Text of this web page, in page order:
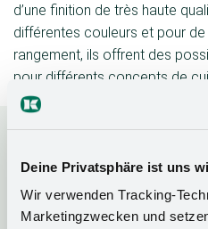
Deine Privatsphäre ist uns
Wir verwenden Tracking-
Marketingzwecken und
d’une finition de très haute
différentes couleurs et pour
rangement, ils offrent des
pour différents concepts de